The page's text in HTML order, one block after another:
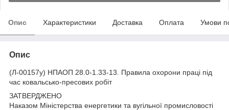
Опис Характеристики Доставка Оплата Умови
Опис
(Л-00157у) НПАОП 28.0-1.33-13. Правила охорони праці під
час ковальсько-пресових робіт
ЗАТВЕРДЖЕНО
Наказом Міністерства енергетики та вугільної промисловості